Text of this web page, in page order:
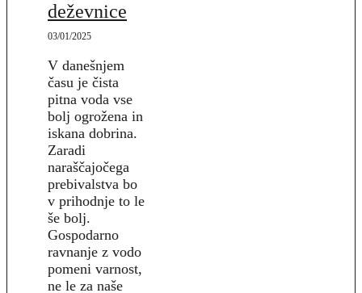
deževnice
03/01/2025
V danešnjem
času je čista
pitna voda vse
bolj ogrožena in
iskana dobrina.
Zaradi
naraščajočega
prebivalstva bo
v prihodnje to le
še bolj.
Gospodarno
ravnanje z vodo
pomeni varnost,
ne le za naše